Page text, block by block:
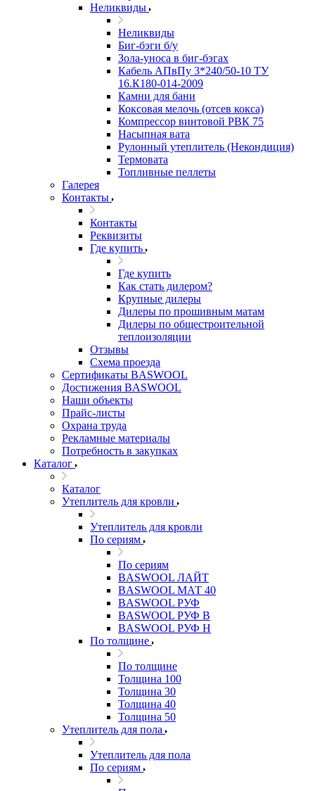
Неликвиды
Неликвиды
Биг-бэги б/у
Зола-уноса в биг-бэгах
Кабель АПвПу 3*240/50-10 ТУ
16.К180-014-2009
Камни для бани
Коксовая мелочь (отсев кокса)
Компрессор винтовой РВК 75
Насыпная вата
Рулонный утеплитель (Некондиция)
Термовата
Топливные пеллеты
Галерея
Контакты
Контакты
Реквизиты
Где купить
Где купить
Как стать дилером?
Крупные дилеры
Дилеры по прошивным матам
Дилеры по общестроительной
теплоизоляции
Отзывы
Схема проезда
Сертификаты BASWOOL
Достижения BASWOOL
Наши объекты
Прайс-листы
Охрана труда
Рекламные материалы
Потребность в закупках
Каталог
Каталог
Утеплитель для кровли
Утеплитель для кровли
По сериям
По сериям
BASWOOL ЛАЙТ
BASWOOL МАТ 40
BASWOOL РУФ
BASWOOL РУФ В
BASWOOL РУФ Н
По толщине
По толщине
Толщина 100
Толщина 30
Толщина 40
Толщина 50
Утеплитель для пола
Утеплитель для пола
По сериям